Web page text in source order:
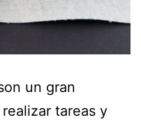
un gran
tareas y